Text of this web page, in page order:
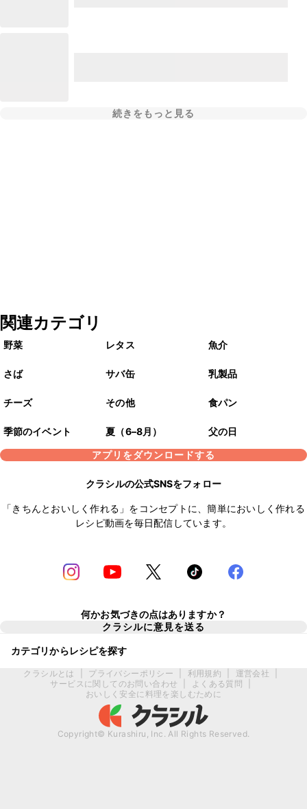
続きをもっと見る
関連カテゴリ
野菜 レタス 魚介
さば サバ缶 乳製品
チーズ その他 食パン
季節のイベント 夏（6–8月）
父の日
アプリをダウンロードする
クラシルの公式SNSをフォロー
「きちんとおいしく作れる」をコンセプトに、簡単においしく作れる
レシピ動画を毎日配信しています。
何かお気づきの点はありますか？
クラシルに意見を送る
カテゴリからレシピを探す
クラシルとは プライバシーポリシー 利用規約 運営会社
サービスに関してのお問い合わせ
よくある質問
おいしく安全に料理を楽しむために
Copyright© Kurashiru, Inc. All Rights Reserved.